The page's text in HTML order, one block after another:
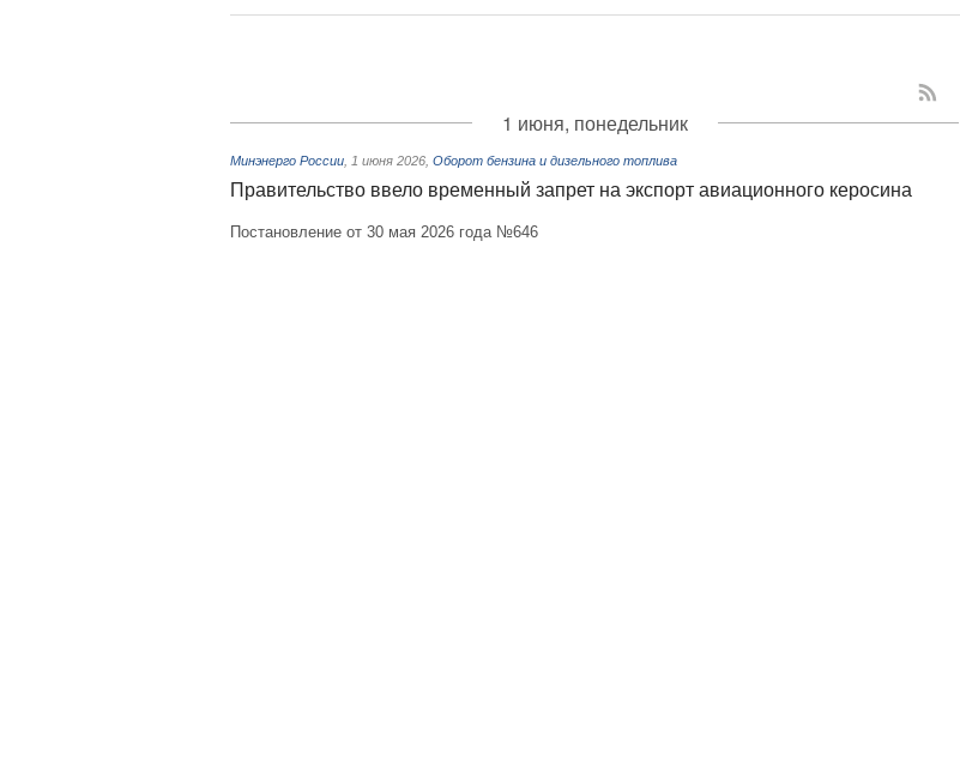
1 июня, понедельник
Минэнерго России 1 июня 2026 Оборот бензина и дизельного топлива
Правительство ввело временный запрет на экспорт авиационного керосина
Постановление от 30 мая 2026 года №646